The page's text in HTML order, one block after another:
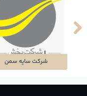
شرکت سایه سمن